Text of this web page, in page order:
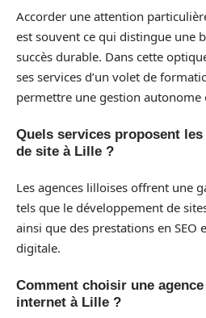
Accorder une attention
est souvent ce qui distingue une
succès durable. Dans cette
ses services d’un volet de
permettre une gestion autonome
Quels services proposent
de site à Lille ?
Les agences lilloises offrent une
tels que le développement de
ainsi que des prestations en SEO
digitale.
Comment choisir une
internet à Lille ?